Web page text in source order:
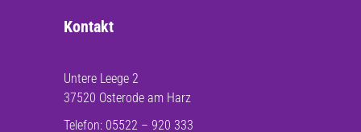
Kontakt
Untere Leege 2
37520 Osterode am Harz
Telefon: 05522 – 920 333